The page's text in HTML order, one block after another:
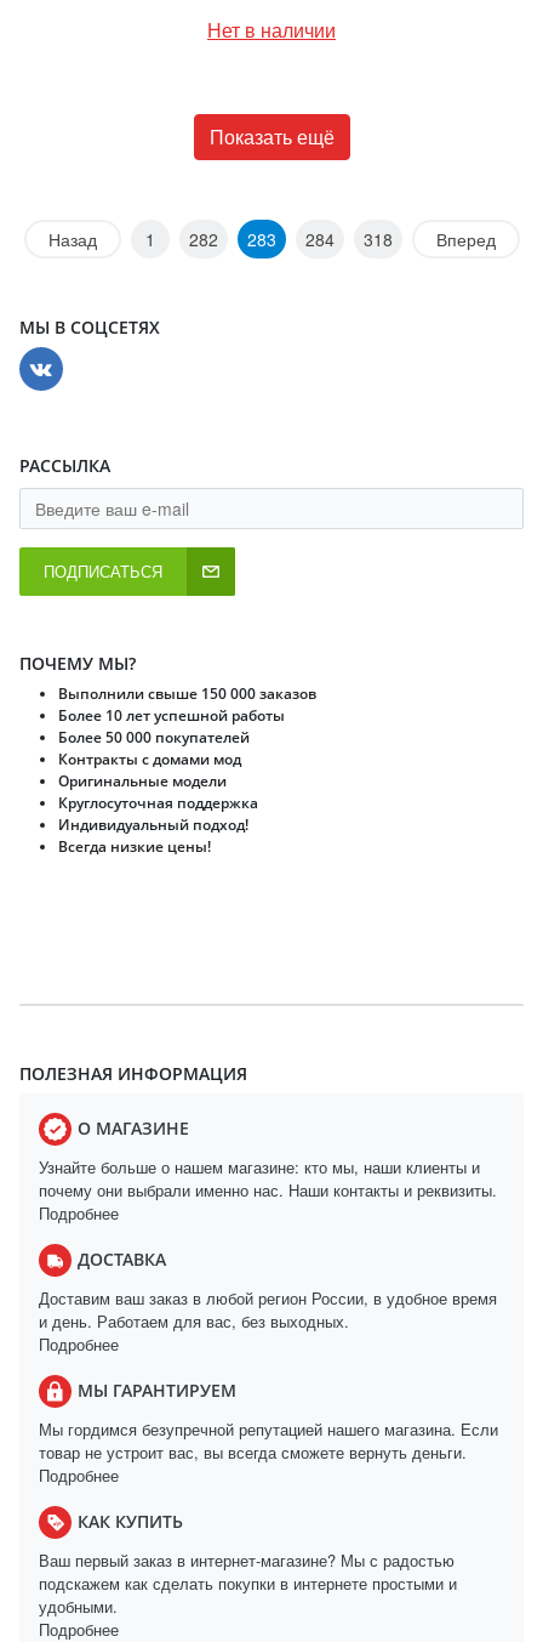
Нет в наличии
Показать ещё
Назад 1 282 283 284 318 Вперед
МЫ В СОЦСЕТЯХ
РАССЫЛКА
ПОДПИСАТЬСЯ
ПОЧЕМУ МЫ?
Выполнили свыше 150 000 заказов
Более 10 лет успешной работы
Более 50 000 покупателей
Контракты с домами мод
Оригинальные модели
Круглосуточная поддержка
Индивидуальный подход!
Всегда низкие цены!
ПОЛЕЗНАЯ ИНФОРМАЦИЯ
О МАГАЗИНЕ
Узнайте больше о нашем магазине: кто мы, наши клиенты и
почему они выбрали именно нас. Наши контакты и реквизиты.
Подробнее
ДОСТАВКА
Доставим ваш заказ в любой регион России, в удобное время
и день. Работаем для вас, без выходных.
Подробнее
МЫ ГАРАНТИРУЕМ
Мы гордимся безупречной репутацией нашего магазина. Если
товар не устроит вас, вы всегда сможете вернуть деньги.
Подробнее
КАК КУПИТЬ
Ваш первый заказ в интернет-магазине? Мы с радостью
подскажем как сделать покупки в интернете простыми и
удобными.
Подробнее